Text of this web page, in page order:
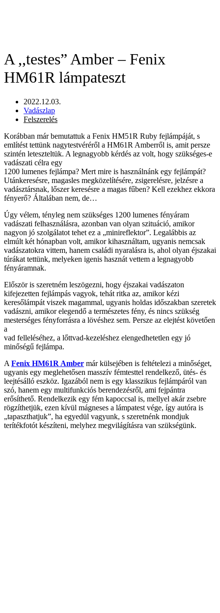
A ,,testes” Amber – Fenix
HM61R lámpateszt
2022.12.03.
Vadászlap
Felszerelés
Korábban már bemutattuk a Fenix HM51R Ruby fejlámpáját, s
említést tettünk nagytestvéréről a HM61R Amberről is, amit persze
szintén leteszteltük. A legnagyobb kérdés az volt, hogy szükséges-e
vadászati célra egy
1200 lumenes fejlámpa? Mert mire is használnánk egy fejlámpát?
Utánkeresésre, magasles megközelítésére, zsigerelésre, jelzésre a
vadásztársnak, lőszer keresésre a magas fűben? Kell ezekhez ekkora
fényerő? Általában nem, de…
Úgy vélem, tényleg nem szükséges 1200 lumenes fényáram
vadászati felhasználásra, azonban van olyan szituáció, amikor
nagyon jó szolgálatot tehet ez a „minireflektor”. Legalábbis az
elmúlt két hónapban volt, amikor kihasználtam, ugyanis nemcsak
vadászatokra vittem, hanem családi nyaralásra is, ahol olyan éjszakai
túrákat tettünk, melyeken igenis hasznát vettem a legnagyobb
fényáramnak.
Először is szeretném leszögezni, hogy éjszakai vadászaton
kifejezetten fejlámpás vagyok, tehát ritka az, amikor kézi
keresőlámpát viszek magammal, ugyanis holdas időszakban szeretek
vadászni, amikor elegendő a természetes fény, és nincs szükség
mesterséges fényforrásra a lövéshez sem. Persze az elejtést követően
a
vad felleléséhez, a lőttvad-kezeléshez elengedhetetlen egy jó
minőségű fejlámpa.
A Fenix HM61R Amber már külsejében is feltételezi a minőséget,
ugyanis egy meglehetősen masszív fémtesttel rendelkező, ütés- és
leejtésálló eszköz. Igazából nem is egy klasszikus fejlámpáról van
szó, hanem egy multifunkciós berendezésről, ami fejpántra
erősíthető. Rendelkezik egy fém kapoccsal is, mellyel akár zsebre
rögzíthetjük, ezen kívül mágneses a lámpatest vége, így autóra is
„tapaszthatjuk”, ha egyedül vagyunk, s szeretnénk mondjuk
terítékfotót készíteni, melyhez megvilágításra van szükségünk.